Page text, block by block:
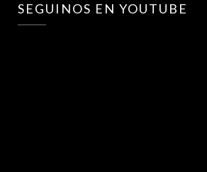
SEGUINOS EN YOUTUBE